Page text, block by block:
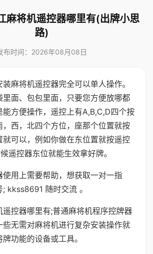
麻将机遥控器哪里有(出牌小思
路)
布时间：2026年08月08日
麻将机遥控器完全可以单人操作。
里面、包包里面，只要您方便放哪都
能方便操作，遥控上有A,B,C,D四个按
，西，北四个方位，座那个位置就按
就可以，例如你做在东位置就按遥控
遥控器东位就能生效拿好牌。
使用上需要帮助，想获取一对一指
kkss8691 随时交流 。
遥控器哪里有;普通麻将机程序控牌器
些无需对麻将机进行复杂安装操作就
功能的设备或工具。